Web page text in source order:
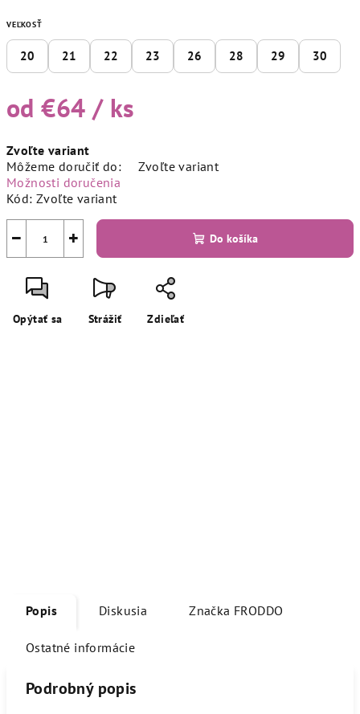
VEĽKOSŤ
20 21 22 23 26 28 29 30
od€64 / ks
cena:
Zvoľte variant
Môžeme doručiť do:
Zvoľte variant
Možnosti doručenia
Kód: Zvoľte variant
+
− Do košíka
Opýtať sa Strážiť Zdieľať
Popis Diskusia Značka FRODDO
Ostatné informácie
Podrobný popis